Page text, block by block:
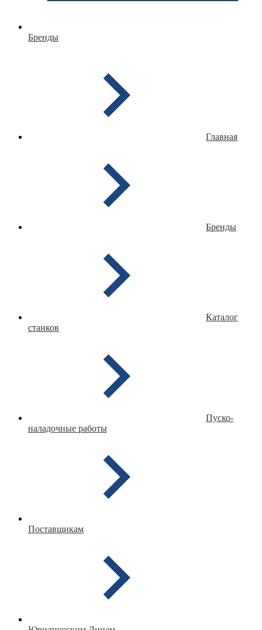
Бренды
Главная
Бренды
Каталог
станков
Пуско-
наладочные работы
Поставщикам